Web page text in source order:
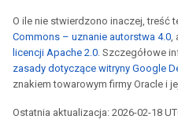
O ile nie stwierdzono inaczej, treść
Commons – uznanie autorstwa 4.0,
licencji Apache 2.0. Szczegółowe
zasady dotyczące witryny Google
znakiem towarowym firmy Oracle i
Ostatnia aktualizacja: 2026-02-18